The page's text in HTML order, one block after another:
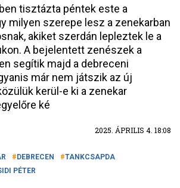
tisztázta péntek este a
milyen szerepe lesz a zenekarban
akiket szerdán lepleztek le a
A bejelentett zenészek a
segítik majd a debreceni
már nem játszik az új
kerül-e ki a zenekar
ké
2025. ÁPRILIS 4. 18:08
DEBRECEN
TANKCSAPDA
PÉTER